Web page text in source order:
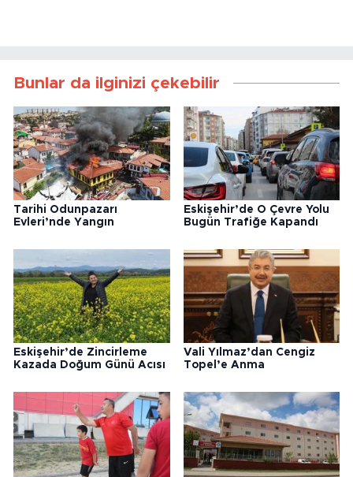
Bunlar da ilginizi çekebilir
Tarihi Odunpazarı
Evleri’nde Yangın
Eskişehir’de O Çevre Yolu
Bugün Trafiğe Kapandı
Eskişehir’de Zincirleme
Kazada Doğum Günü Acısı
Vali Yılmaz’dan Cengiz
Topel’e Anma